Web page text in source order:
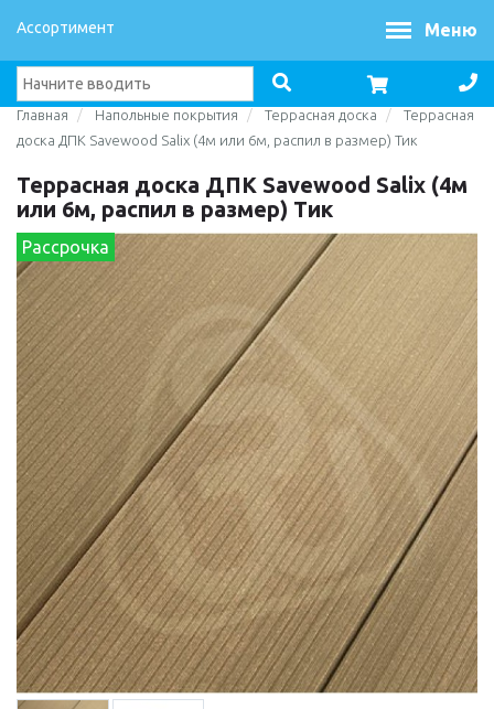
Ассортимент Меню
Главная Напольные покрытия Террасная доска
Террасная
доска ДПК Savewood Salix (4м или 6м, распил в размер) Тик
Террасная доска ДПК Savewood Salix (4м
или 6м, распил в размер) Тик
Рассрочка